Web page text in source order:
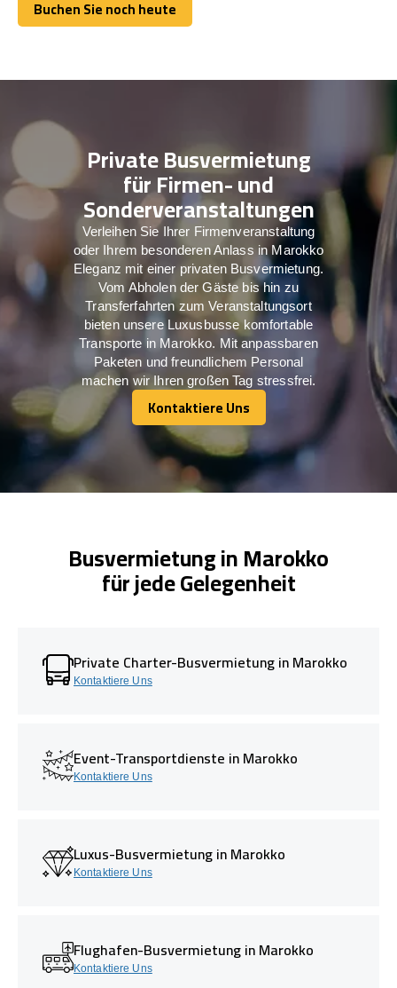
Buchen Sie noch heute
Buchen Sie noch heute
Private Busvermietung
für Firmen- und
Sonderveranstaltungen
Verleihen Sie Ihrer Firmenveranstaltung
oder Ihrem besonderen Anlass in Marokko
Eleganz mit einer privaten Busvermietung.
Vom Abholen der Gäste bis hin zu
Transferfahrten zum Veranstaltungsort
bieten unsere Luxusbusse komfortable
Transporte in Marokko. Mit anpassbaren
Paketen und freundlichem Personal
machen wir Ihren großen Tag stressfrei.
Kontaktiere Uns
Kontaktiere Uns
Busvermietung in Marokko
für jede Gelegenheit
Private Charter-Busvermietung in Marokko
Kontaktiere Uns
Event-Transportdienste in Marokko
Kontaktiere Uns
Luxus-Busvermietung in Marokko
Kontaktiere Uns
Flughafen-Busvermietung in Marokko
Kontaktiere Uns